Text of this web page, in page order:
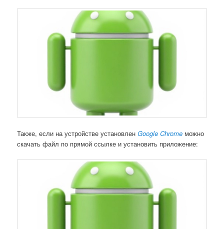
Также, если на устройстве установленGoogle Chrome можно
скачать файл по прямой ссылке и установить приложение: